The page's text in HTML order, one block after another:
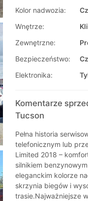
Kolor nadwozia:
Wnętrze:
Zewnętrzne:
Bezpieczeństwo:
Elektronika:
Komentarze
Tucson
Pełna historia
telefonicznym lub
Limited 2018 –
silnikiem
eleganckim kolorze
skrzynia biegów i
trasie.Najważniejsze